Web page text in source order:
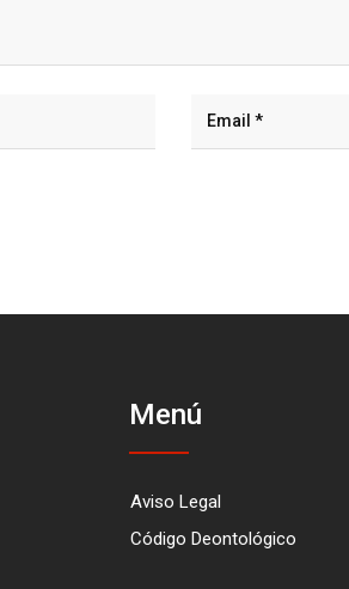
Menú
Aviso Legal
Código Deontológico